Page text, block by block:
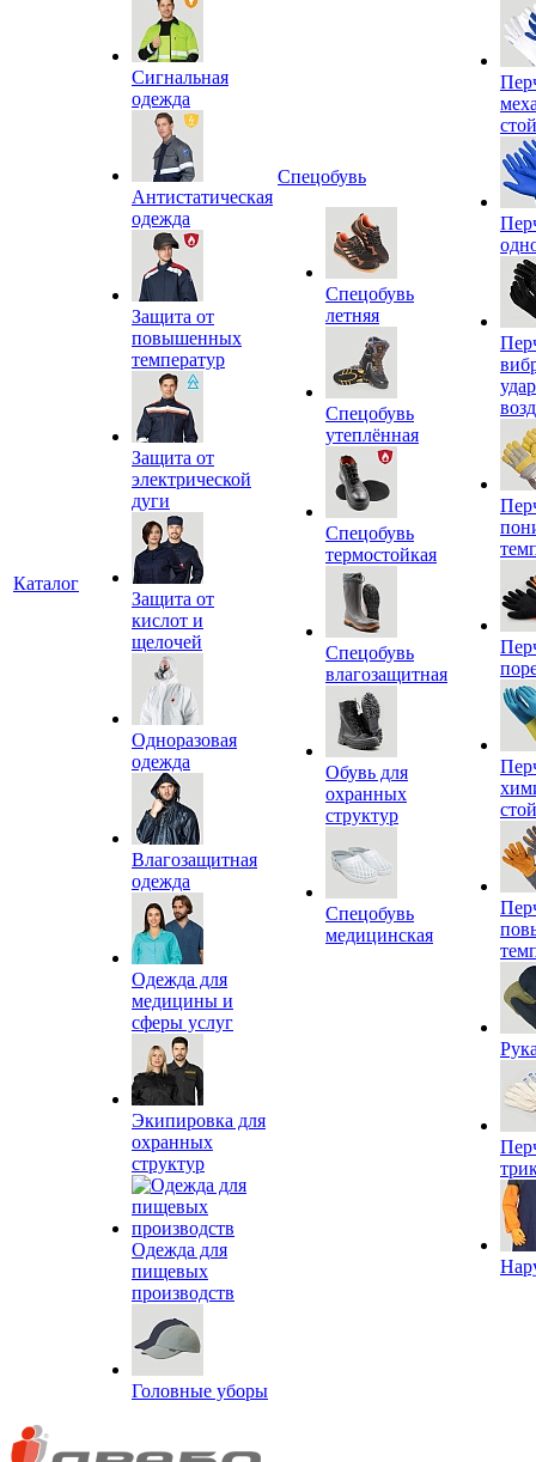
Каталог
Сигнальная
одежда
Антистатическая
одежда
Защита от
повышенных
температур
Защита от
электрической
дуги
Защита от
кислот и
щелочей
Одноразовая
одежда
Влагозащитная
одежда
Одежда для
медицины и
сферы услуг
Экипировка для
охранных
структур
Одежда для
пищевых
производств
Головные уборы
Спецобувь
Спецобувь
летняя
Спецобувь
утеплённая
Спецобувь
термостойкая
Спецобувь
влагозащитная
Обувь для
охранных
структур
Спецобувь
медицинская